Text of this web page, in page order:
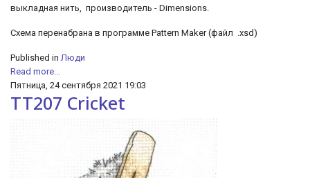
выкладная нить, производитель - Dimensions.
Cхема перенабрана в программе Pattern Maker (файл .xsd)
Published in Люди
Read more...
Пятница, 24 сентября 2021 19:03
TT207 Cricket